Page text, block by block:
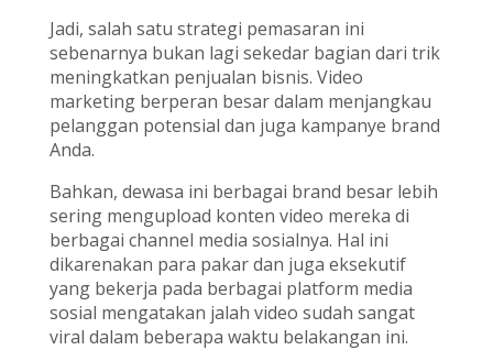
Jadi, salah satu strategi pemasaran ini
sebenarnya bukan lagi sekedar bagian dari trik
meningkatkan penjualan bisnis. Video
marketing berperan besar dalam menjangkau
pelanggan potensial dan juga kampanye brand
Anda.
Bahkan, dewasa ini berbagai brand besar lebih
sering mengupload konten video mereka di
berbagai channel media sosialnya. Hal ini
dikarenakan para pakar dan juga eksekutif
yang bekerja pada berbagai platform media
sosial mengatakan jalah video sudah sangat
viral dalam beberapa waktu belakangan ini.